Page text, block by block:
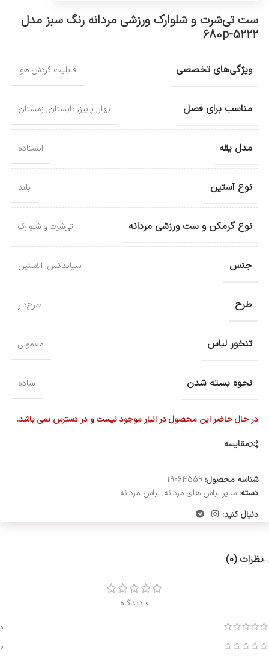
ست تی‌شرت و شلوارک ورزشی مردانه رنگ سبز مدل
5222-680p
ویژگی‌های تخصصی قابلیت گردش هوا
مناسب برای فصل بهار, پاییز, تابستان, زمستان
مدل یقه ایستاده
نوع آستین بلند
نوع گرمکن و ست ورزشی مردانه تی‌شرت و شلوارک
جنس اسپاندکس, الاستین
طرح طرح‌دار
تنخور لباس معمولی
نحوه بسته شدن ساده
در حال حاضر این محصول در انبار موجود نیست و در دسترس نمی باشد.
مقایسه
شناسه محصول: 19064559
دسته: سایر لباس های مردانه, لباس مردانه
دنبال کنید:
نظرات (0)
0 دیدگاه
0
0